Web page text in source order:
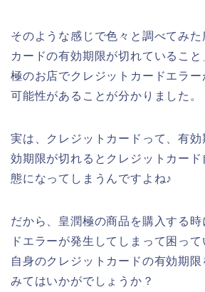
そのような感じで色々と調べてみた
カードの有効期限が切れているこ
極のお店でクレジットカードエラー
可能性があることが分かりました。
実は、クレジットカードって、有
効期限が切れるとクレジットカー
態になってしまうんですよね♪
だから、皇潤極の商品を購入する
ドエラーが発生してしまって困っ
自身のクレジットカードの有効期
みてはいかがでしょうか？